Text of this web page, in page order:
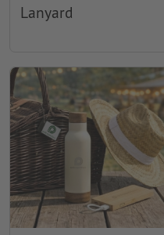
Lanyard